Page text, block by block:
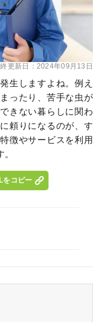
更新日： 2024年09月13日
生しますよね。例え
ったり、苦手な虫が
きない暮らしに関わ
頼りになるのが、す
徴やサービスを利用
をコピー